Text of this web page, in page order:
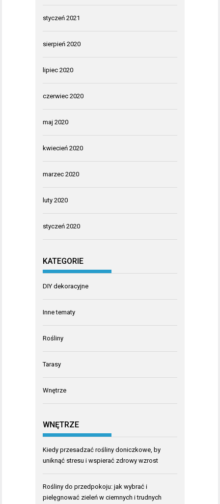
styczeń 2021
sierpień 2020
lipiec 2020
czerwiec 2020
maj 2020
kwiecień 2020
marzec 2020
luty 2020
styczeń 2020
KATEGORIE
DIY dekoracyjne
Inne tematy
Rośliny
Tarasy
Wnętrze
WNĘTRZE
Kiedy przesadzać rośliny doniczkowe, by
uniknąć stresu i wspierać zdrowy wzrost
Rośliny do przedpokoju: jak wybrać i
pielęgnować zieleń w ciemnych i trudnych